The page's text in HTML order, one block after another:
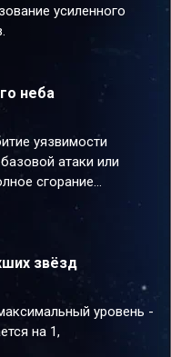
усиленного
неба
уязвимости
атаки или
сгорание
ход. Этот
за ход. Количество
хода Сэма.
звёзд
уровень -
на 1,